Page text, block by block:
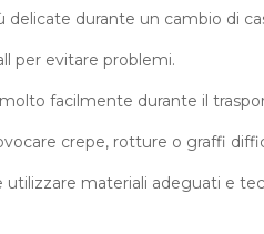
delicate durante un cambio di
per evitare problemi.
facilmente durante il
crepe, rotture o graffi
utilizzare materiali adeguati e